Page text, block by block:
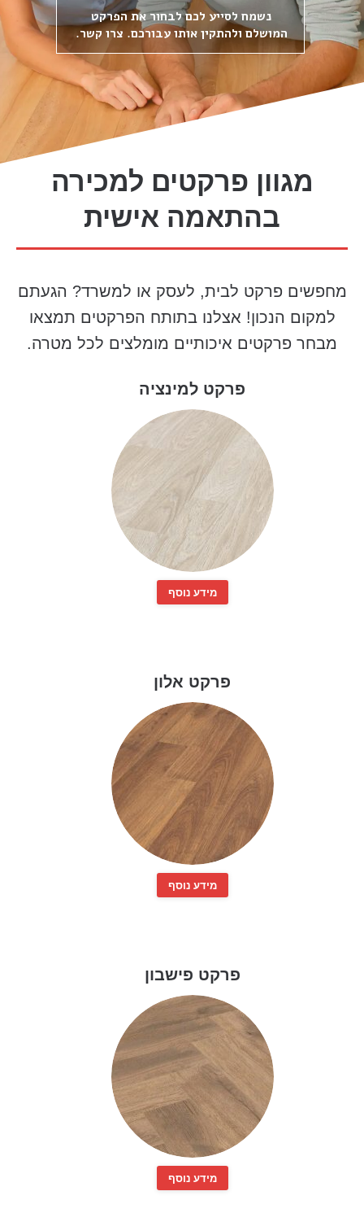
נשמח לסייע לכם לבחור את הפרקט
המושלם ולהתקין אותו עבורכם. צרו קשר.
מגוון פרקטים למכירה
בהתאמה אישית
מחפשים פרקט לבית, לעסק או למשרד? הגעתם
למקום הנכון! אצלנו בתותח הפרקטים תמצאו
מבחר פרקטים איכותיים מומלצים לכל מטרה.
פרקט למינציה
מידע נוסף
פרקט אלון
מידע נוסף
פרקט פישבון
מידע נוסף